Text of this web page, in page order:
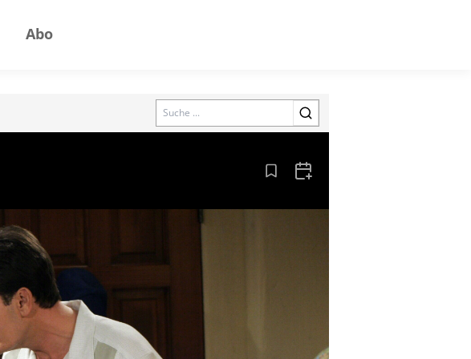
Abo
Search
Aus den Lesezeichen entfernen
Zum Kalender hinzufügen